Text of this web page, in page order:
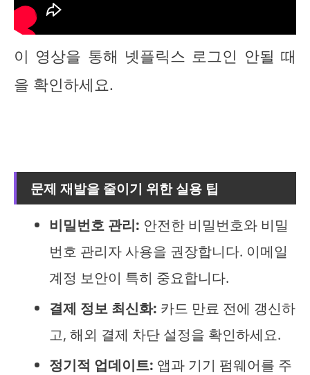
이 영상을 통해 넷플릭스 로그인 안될 때
을 확인하세요.
문제 재발을 줄이기 위한 실용 팁
비밀번호 관리: 안전한 비밀번호와 비밀
번호 관리자 사용을 권장합니다. 이메일
계정 보안이 특히 중요합니다.
결제 정보 최신화: 카드 만료 전에 갱신하
고, 해외 결제 차단 설정을 확인하세요.
정기적 업데이트: 앱과 기기 펌웨어를 주